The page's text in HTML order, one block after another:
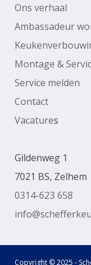
Ons verhaal
Ambassadeur
Montage &
Service melden
Contact
Vacatures
Gildenweg 1
7021 BS, Zelhem
0314-623 658
Copyright © 2025 -